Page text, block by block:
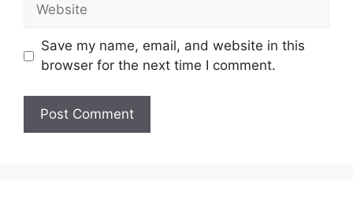
Save my name, email, and website in this
browser for the next time I comment.